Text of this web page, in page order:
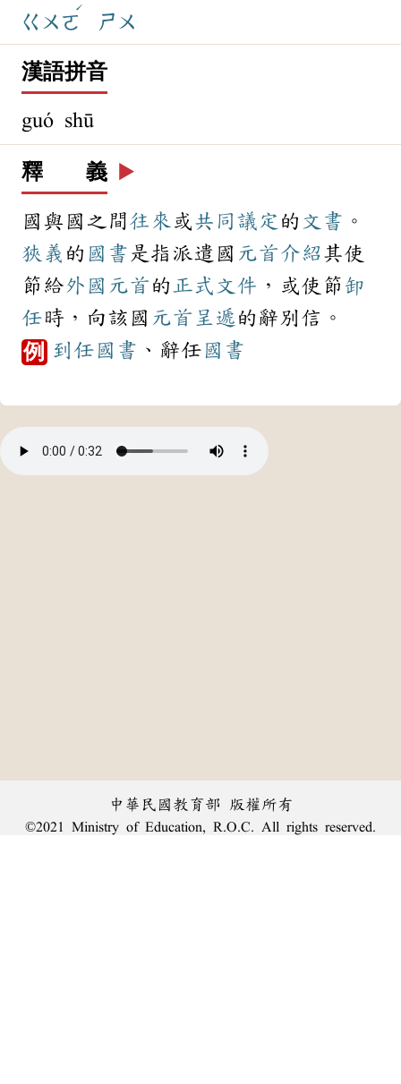
ㄍㄨㄛ
ˊ
ㄕㄨ
漢語拼音
guó shū
釋 義 ▶️
國與國之間往來或共同議定 的 文書 。
狹義 的 國書 是指派遣國 元首介紹其使
節給外國 元首的正式 文件 ，或使節 卸
任時，向該國 元首 呈遞 的辭別信。
例 到任 國書 、辭任 國書
中華民國教育部 版權所有
©2021 Ministry of Education, R.O.C. All rights reserved.